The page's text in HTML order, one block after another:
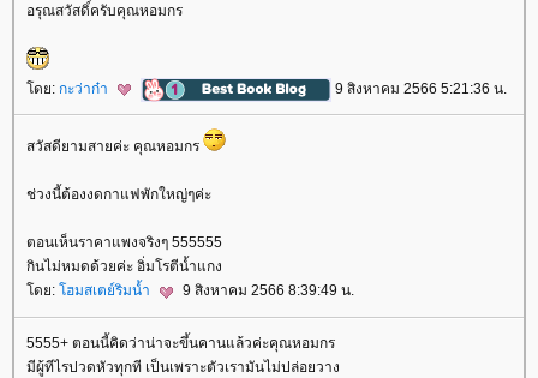
อรุณสวัสดิ์ครับคุณหอมกร
ดย: กะว่าก๋า 9 สิงหาคม 2566 5:21:36 น.
สวัสดียามสายค่ะ คุณหอมกร
ช่วงนี้ต้องงดกาแฟพักใหญ่ๆค่ะ
ตอนเห็นราคาแพงจริงๆ 555555
กินไม่หมดด้วยค่ะ อิ่มโรตีน้ำแกง
ดย: ฮมสเตย์ริมน้ำ 9 สิงหาคม 2566 8:39:49 น.
5555+ ตอนนี้คิดว่าน่าจะขึ้นคานแล้วค่ะคุณหอมกร
มีผู้ทีไรปวดหัวทุกที เป็นเพราะตัวเรามันไม่ปล่อยวาง